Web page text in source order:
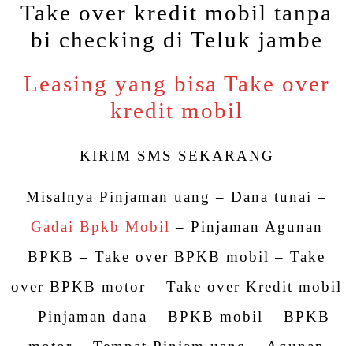
Take over kredit mobil tanpa
bi checking di Teluk jambe
Leasing yang bisa Take over
kredit mobil
KIRIM SMS SEKARANG
Misalnya Pinjaman uang – Dana tunai –
Gadai Bpkb Mobil – Pinjaman Agunan
BPKB – Take over BPKB mobil – Take
over BPKB motor – Take over Kredit mobil
– Pinjaman dana – BPKB mobil – BPKB